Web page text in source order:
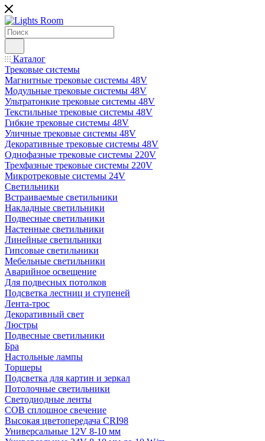
Каталог
Трековые системы
Магнитные трековые системы 48V
Модульные трековые системы 48V
Ультратонкие трековые системы 48V
Текстильные трековые системы 48V
Гибкие трековые системы 48V
Уличные трековые системы 48V
Декоративные трековые системы 48V
Однофазные трековые системы 220V
Трехфазные трековые системы 220V
Микротрековые системы 24V
Светильники
Встраиваемые светильники
Накладные светильники
Подвесные светильники
Настенные светильники
Линейные светильники
Гипсовые светильники
Мебельные светильники
Аварийное освещение
Для подвесных потолков
Подсветка лестниц и ступеней
Лента-трос
Декоративный свет
Люстры
Подвесные светильники
Бра
Настольные лампы
Торшеры
Подсветка для картин и зеркал
Потолочные светильники
Светодиодные ленты
COB сплошное свечение
Высокая цветопередача CRI98
Универсальные 12V 8-10 мм